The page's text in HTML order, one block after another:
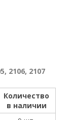
2106, 2107
Количество
в наличии